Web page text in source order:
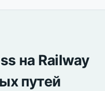
на Railway
путей